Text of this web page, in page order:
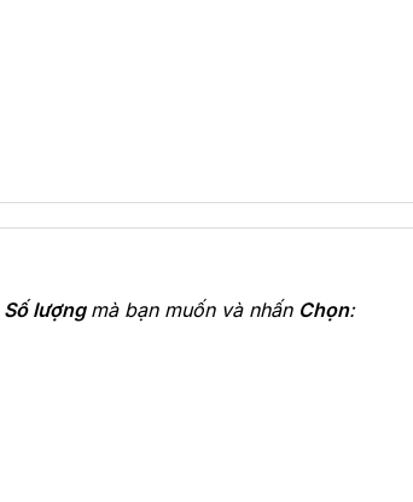
Số lượng mà bạn muốn và nhấn Chọn: